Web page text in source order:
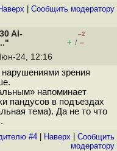
Cообщить модератору
AI-
–2
+ / –
24, 12:16
зрения
напоминает
пандусов в подъездах
тема). Да не то что
#4 Наверх
Cообщить
модератору